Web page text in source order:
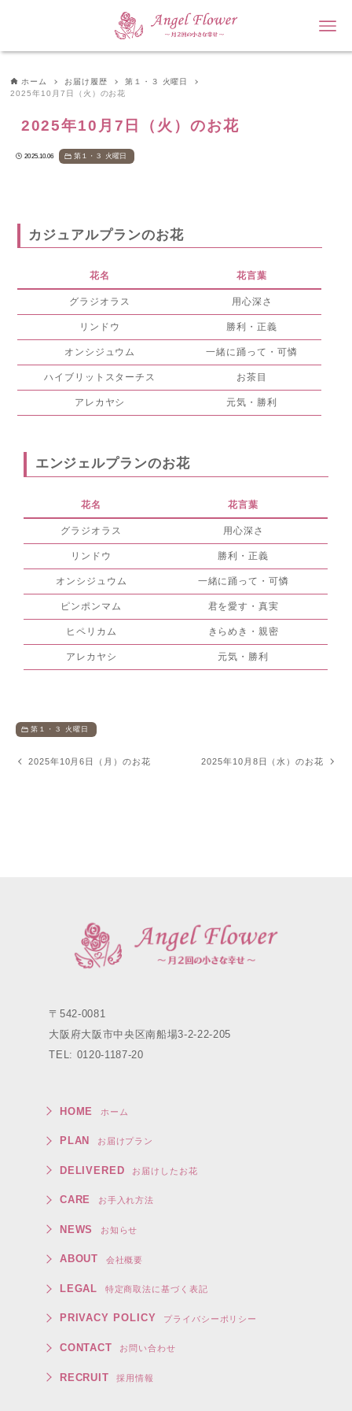
ホーム お届け履歴
第１・３ 火曜日
2025年10月7日（火）のお花
2025年10月7日（火）のお花
2025.10.06 第１・３ 火曜日
カジュアルプランのお花
花名 花言葉
グラジオラス 用心深さ
リンドウ 勝利・正義
オンシジュウム 一緒に踊って・可憐
ハイブリットスターチス お茶目
アレカヤシ 元気・勝利
エンジェルプランのお花
花名 花言葉
グラジオラス 用心深さ
リンドウ 勝利・正義
オンシジュウム 一緒に踊って・可憐
ピンポンマム 君を愛す・真実
ヒペリカム きらめき・親密
アレカヤシ 元気・勝利
第１・３ 火曜日
2025年10月6日（月）のお花 2025年10月8日（水）のお花
〒542-0081
大阪府大阪市中央区南船場3-2-22-205
TEL: 0120-1187-20
HOME ホーム
PLAN お届けプラン
DELIVERED お届けしたお花
CARE お手入れ方法
NEWS お知らせ
ABOUT 会社概要
LEGAL 特定商取法に基づく表記
PRIVACY POLICY プライバシーポリシー
CONTACT お問い合わせ
RECRUIT 採用情報